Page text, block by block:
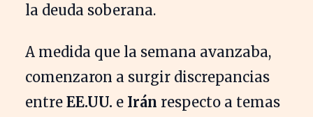
la deuda soberana.
A medida que la semana avanzaba,
comenzaron a surgir discrepancias
entre EE.UU. e Irán respecto a temas